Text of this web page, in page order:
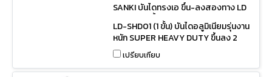
SANKI บันไดทรงเอ ขึ้น-ลงสองทาง LD
-SHD01 (1 ขั้น)
LD-SHD01 (1 ขั้น) บันไดอลูมิเนียมรุ่นงาน
หนัก SUPER HEAVY DUTY ขึ้นลง 2
ทาง รับน้ำหนักสูงสุด 300 กก. SANKI
เปรียบเทียบ